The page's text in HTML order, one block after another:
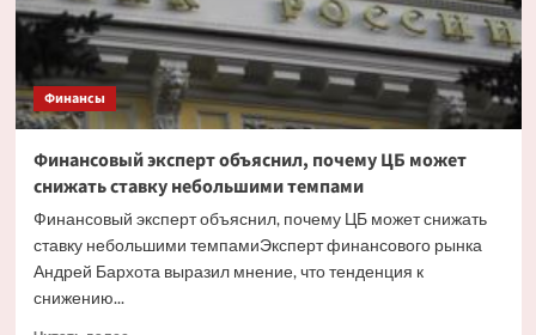
курсы
юаня,
доллара
и
евро
до
зимы
Финансы
Финансовый эксперт объяснил, почему ЦБ может
снижать ставку небольшими темпами
Финансовый эксперт объяснил, почему ЦБ может снижать
ставку небольшими темпамиЭксперт финансового рынка
Андрей Бархота выразил мнение, что тенденция к
снижению...